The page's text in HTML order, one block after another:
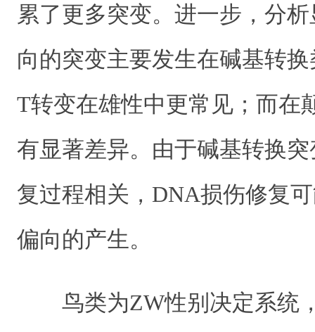
累了更多突变。进一步，分
向的突变主要发生在碱基转
T转变在雄性中更常见；而在
有显著差异。由于碱基转换
复过程相关，DNA损伤修复
偏向的产生。
鸟类为ZW性别决定系统